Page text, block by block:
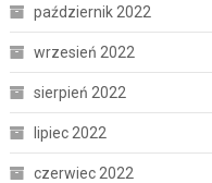
październik 2022
wrzesień 2022
sierpień 2022
lipiec 2022
czerwiec 2022